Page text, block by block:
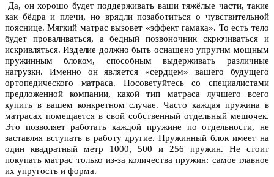
Да, он хорошо будет поддерживать ваши тяжёлые части, такие
как бёдра и плечи, но врядли позаботиться о чувствительной
пояснице. Мягкий матрас вызовет «эффект гамака». То есть тело
будет проваливаться, а бедный позвоночник скрючиваться и
искривляться. Изделие должно быть оснащено упругим мощным
пружинным блоком, способным выдерживать различные
нагрузки. Именно он является «сердцем» вашего будущего
ортопедического матраса. Посоветуйтесь со специалистами
предложенной компании, какой тип матраса лучшего всего
купить в вашем конкретном случае. Часто каждая пружина в
матрасах помещается в свой собственный отдельный мешочек.
Это позволяет работать каждой пружине по отдельности, не
заставляя вступать в работу другие. Пружинный блок имеет на
один квадратный метр 1000, 500 и 256 пружин. Не стоит
покупать матрас только из-за количества пружин: самое главное
их упругость и форма.